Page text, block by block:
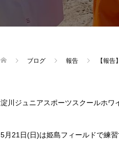
ブログ 報告 【報
淀川ジュニアスポーツスクールホワ
5月21日(日)は姫島フィールドで練